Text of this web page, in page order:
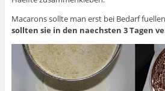
Macarons sollte man erst bei Bedarf
sollten sie in den naechsten 3 Tagen